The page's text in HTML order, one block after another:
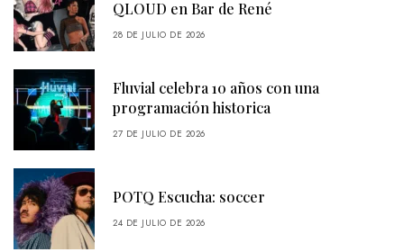
QLOUD en Bar de René
28 DE JULIO DE 2026
Fluvial celebra 10 años con una
programación historica
27 DE JULIO DE 2026
POTQ Escucha: soccer
24 DE JULIO DE 2026